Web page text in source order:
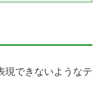
現できないようなテ